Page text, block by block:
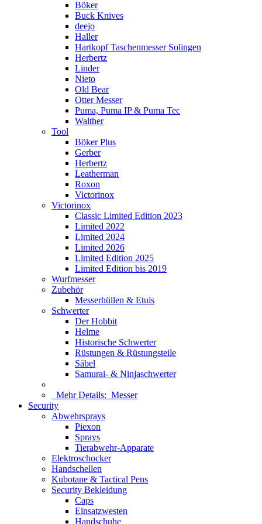
Böker
Buck Knives
deejo
Haller
Hartkopf Taschenmesser Solingen
Herbertz
Linder
Nieto
Old Bear
Otter Messer
Puma, Puma IP & Puma Tec
Walther
Tool
Böker Plus
Gerber
Herbertz
Leatherman
Roxon
Victorinox
Victorinox
Classic Limited Edition 2023
Limited 2022
Limited 2024
Limited 2026
Limited Edition 2025
Limited Edition bis 2019
Wurfmesser
Zubehör
Messerhüllen & Etuis
Schwerter
Der Hobbit
Helme
Historische Schwerter
Rüstungen & Rüstungsteile
Säbel
Samurai- & Ninjaschwerter
Mehr Details: Messer
Security
Abwehrsprays
Piexon
Sprays
Tierabwehr-Apparate
Elektroschocker
Handschellen
Kubotane & Tactical Pens
Security Bekleidung
Caps
Einsatzwesten
Handschuhe